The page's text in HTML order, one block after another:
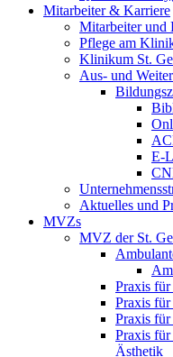
Mitarbeiter & Karriere
Mitarbeiter und
Pflege am
Klinikum St.
Aus- und
E-
Aktuelles und
MVZs
MVZ der St.
Praxis
Praxis für
Praxis
Praxis
Ästhetik